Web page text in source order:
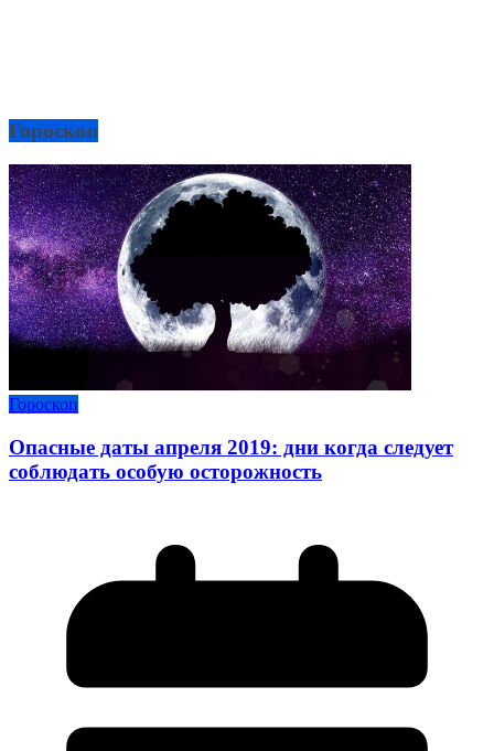
Гороскоп
Гороскоп
Опасные даты апреля 2019: дни когда следует
соблюдать особую осторожность